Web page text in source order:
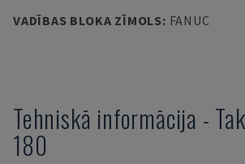
VADĪBAS BLOKA ZĪMOLS: FANUC
Tehniskā informācija -
180